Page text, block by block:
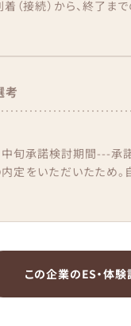
（接続）から、終了ま
考
旬承諾検討期間---承
定をいただいたため
この企業のES・体験